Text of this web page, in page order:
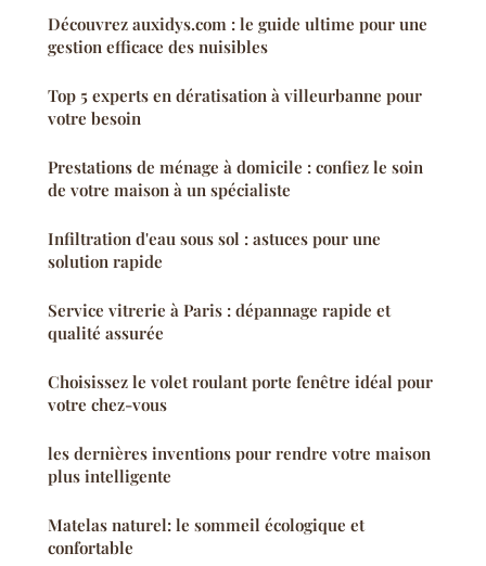
Découvrez auxidys.com : le guide ultime pour une
gestion efficace des nuisibles
Top 5 experts en dératisation à villeurbanne pour
votre besoin
Prestations de ménage à domicile : confiez le soin
de votre maison à un spécialiste
Infiltration d'eau sous sol : astuces pour une
solution rapide
Service vitrerie à Paris : dépannage rapide et
qualité assurée
Choisissez le volet roulant porte fenêtre idéal pour
votre chez-vous
les dernières inventions pour rendre votre maison
plus intelligente
Matelas naturel: le sommeil écologique et
confortable